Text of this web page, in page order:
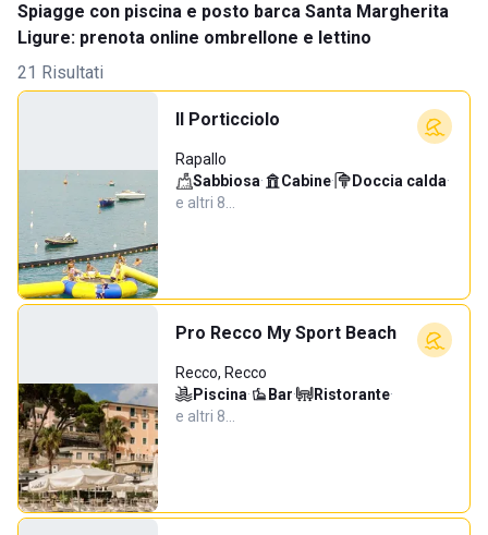
Spiagge con piscina e posto barca Santa Margherita
Ligure: prenota online ombrellone e lettino
21 Risultati
Il Porticciolo
Rapallo
Sabbiosa· Cabine· Doccia calda·
e altri 8…
Pro Recco My Sport Beach
Recco, Recco
Piscina· Bar· Ristorante·
e altri 8…